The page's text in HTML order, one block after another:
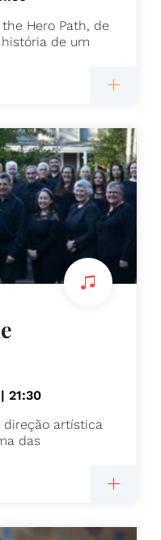
Hero Path, de
de um
21:30
direção artística
das